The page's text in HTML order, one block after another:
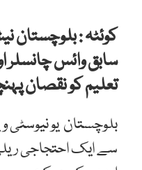
کوئٹہ : بلوچستان
سابق وائس چانسلر
تعلیم کو نقصان
بلوچستان یو
سے ایک احتجاجی